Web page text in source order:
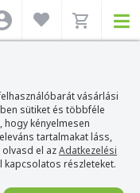
vásárlási
sütiket és többféle
hogy kényelmesen
tartalmakat láss,
el azAdatkezelési
kapcsolatos részleteket.